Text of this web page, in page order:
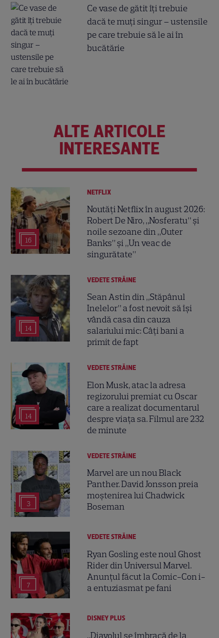
Ce vase de gătit îți trebuie
dacă te muți singur – ustensile
pe care trebuie să le ai în
bucătărie
ALTE ARTICOLE
INTERESANTE
16
NETFLIX
Noutăți Netflix în august 2026:
Robert De Niro, „Nosferatu” și
noile sezoane din „Outer
Banks” și „Un veac de
singurătate”
14
VEDETE STRĂINE
Sean Astin din „Stăpânul
Inelelor” a fost nevoit să își
vândă casa din cauza
salariului mic: Câți bani a
primit de fapt
14
VEDETE STRĂINE
Elon Musk, atac la adresa
regizorului premiat cu Oscar
care a realizat documentarul
despre viața sa. Filmul are 232
de minute
3
VEDETE STRĂINE
Marvel are un nou Black
Panther. David Jonsson preia
moștenirea lui Chadwick
Boseman
7
VEDETE STRĂINE
Ryan Gosling este noul Ghost
Rider din Universul Marvel.
Anunțul făcut la Comic-Con i-
a entuziasmat pe fani
DISNEY PLUS
„Diavolul se îmbracă de la